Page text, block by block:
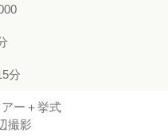
分
ー＋挙式
撮影